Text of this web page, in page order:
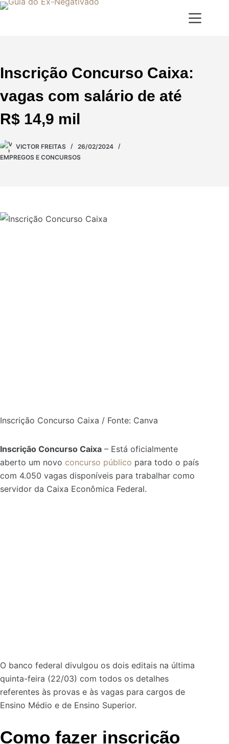
Inscrição Concurso Caixa:
vagas com salário de até
R$ 14,9 mil
VICTOR FREITAS
26/02/2024
EMPREGOS E CONCURSOS
Inscrição Concurso Caixa / Fonte: Canva
Inscrição Concurso Caixa – Está oficialmente
aberto um novo concurso público para todo o país
com 4.050 vagas disponíveis para trabalhar como
servidor da Caixa Econômica Federal.
O banco federal divulgou os dois editais na última
quinta-feira (22/03) com todos os detalhes
referentes às provas e às vagas para cargos de
Ensino Médio e de Ensino Superior.
Como fazer inscrição